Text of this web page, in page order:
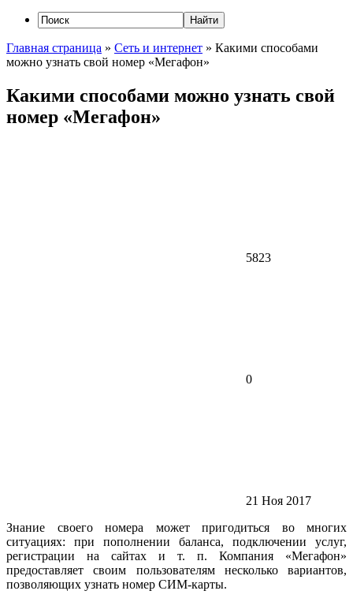
Главная страница » Сеть и интернет » Какими способами
можно узнать свой номер «Мегафон»
Какими способами можно узнать свой
номер «Мегафон»
5823
0
21 Ноя 2017
Знание своего номера может пригодиться во многих
ситуациях: при пополнении баланса, подключении услуг,
регистрации на сайтах и т. п. Компания «Мегафон»
предоставляет своим пользователям несколько вариантов,
позволяющих узнать номер СИМ-карты.